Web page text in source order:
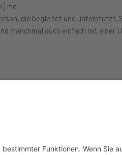
| me
die begleitet und unterstützt.
manchmal auch einfach mit einer